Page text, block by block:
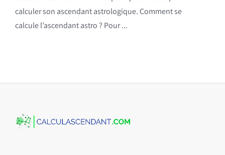
calculer son ascendant astrologique. Comment se
calcule l’ascendant astro ? Pour ...